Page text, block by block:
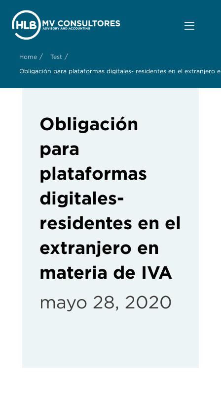
Home / Test /
Obligación para plataformas digitales- residentes en el extranjero
Obligación
para
plataformas
digitales-
residentes en el
extranjero en
materia de IVA
mayo 28, 2020